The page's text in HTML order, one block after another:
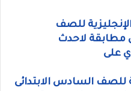
للصف
مطابقة لاحدث
على
للصف السادس الابتدائى